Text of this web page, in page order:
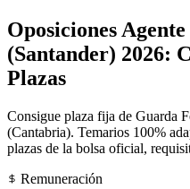
Oposiciones
(Santander) 2026:
Plazas
Consigue plaza fija de Guarda
(Cantabria). Temarios 100%
plazas de la bolsa oficial,
Remuneración